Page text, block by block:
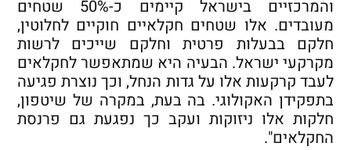
והמרכזיים בישראל קיימים כ-50% שטחים
מעובדים. אלו שטחים חקלאיים חוקיים לחלוטין,
חלקם בבעלות פרטית וחלקם שייכים לרשות
מקרקעי ישראל. הבעיה היא שמתאפשר לחקלאים
לעבד קרקעות אלו על גדות הנחל, וכך נוצרת פגיעה
בתפקידן האקולוגי. בה בעת, במקרה של שיטפון,
חלקות אלו ניזוקות ועקב כך נפגעת גם פרנסת
החקלאים".